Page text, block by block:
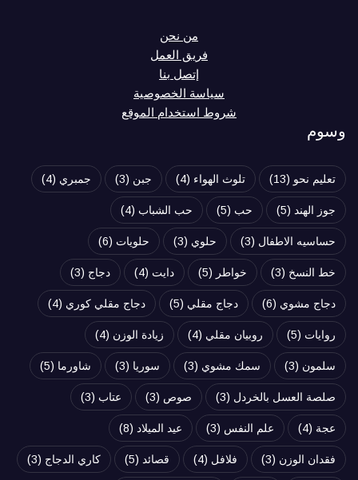
من نحن
فريق العمل
إتصل بنا
سياسة الخصوصية
شروط استخدام الموقع
وسوم
تعليم نحو (13) تلوث الهواء (4) جبن (3) جمبري (4)
جوز الهند (5) حب (5) حب الشباب (4)
حساسيه الاطفال (3) حلوي (3) حلويات (6)
خط النسخ (3) خواطر (5) دايت (4) دجاج (3)
دجاج مشوي (6) دجاج مقلي (5) دجاج مقلي كوري (4)
روايات (5) روبيان مقلي (4) زيادة الوزن (4)
سلمون (3) سمك مشوي (3) سوريا (3) شاورما (5)
صلصة العسل بالخردل (3) صوص (3) عتاب (3)
عجة (4) علم النفس (3) عيد الميلاد (8)
فقدان الوزن (3) فلافل (4) قصائد (5) كاري الدجاج (3)